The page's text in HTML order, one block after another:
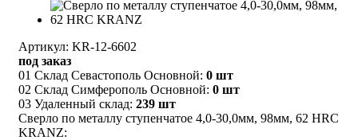
Артикул: KR-12-6602
под заказ
01 Склад Севастополь Основной: 0 шт
02 Склад Симферополь Основной: 0 шт
03 Удаленный склад: 239 шт
Сверло по металлу ступенчатое 4,0-30,0мм, 98мм, 62 HRC
KRANZ: